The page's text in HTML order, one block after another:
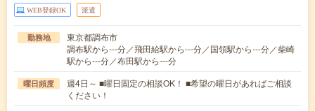
WEB登録OK 派遣
勤務地
東京都調布市
調布駅から---分／飛田給駅から---分／国領駅から---分／柴崎
駅から---分／布田駅から---分
曜日頻度
週4日～ ■曜日固定の相談OK！ ■希望の曜日があればご相談
ください！